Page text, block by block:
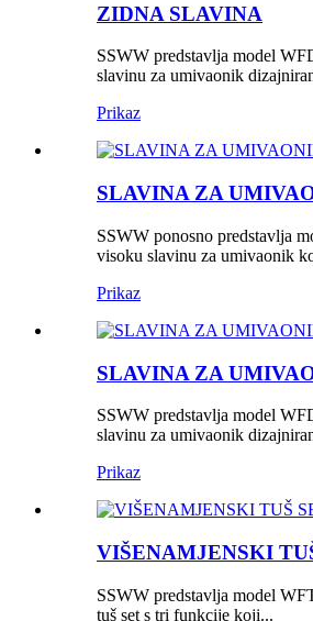
ZIDNA SLAVINA
SSWW predstavlja model
slavinu za umivaonik
Prikaz
SLAVINA ZA
SSWW ponosno predstavlja
visoku slavinu za umivaonik
Prikaz
SLAVINA ZA
SSWW predstavlja model
slavinu za umivaonik
Prikaz
VIŠENAMJENSKI
SSWW predstavlja model
tuš set s tri funkcije koji...